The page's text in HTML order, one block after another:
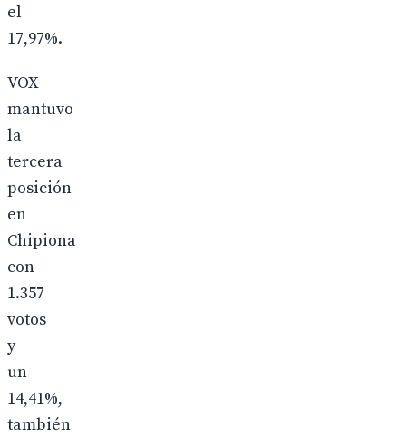
el
17,97%.
VOX
mantuvo
la
tercera
posición
en
Chipiona
con
1.357
votos
y
un
14,41%,
también